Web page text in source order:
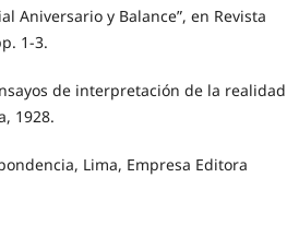
Aniversario y Balance”, en Revista
1-3.
de interpretación de la realidad
1928.
Lima, Empresa Editora